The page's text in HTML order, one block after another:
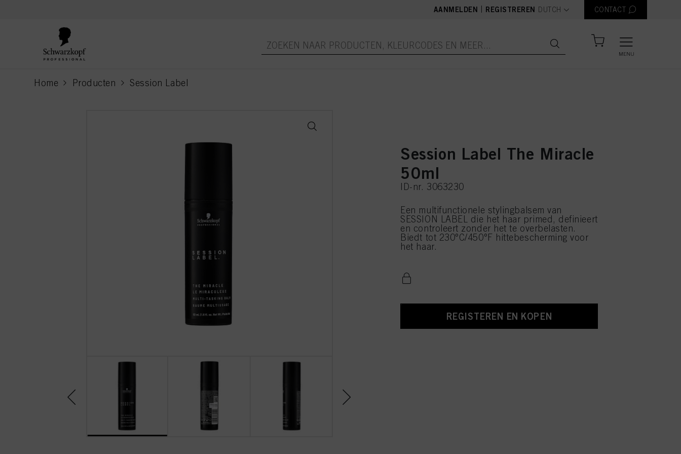
AANMELDEN REGISTREREN text.language
DUTCH CONTACT
MENU
Home Producten Session Label
current page
Session Label The Miracle
50ml
ID-nr. 3063230
Een multifunctionele stylingbalsem van
SESSION LABEL die het haar primed, definieert
en controleert zonder het te overbelasten.
Biedt tot 230°C/450°F hittebescherming voor
het haar.
REGISTEREN EN KOPEN